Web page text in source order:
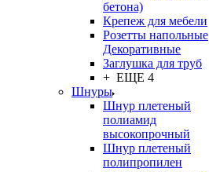
бетона)
Крепеж для мебели
Розетты напольные
Декоративные
Заглушка для труб
+ ЕЩЕ 4
Шнуры
Шнур плетеный
полиамид
высокопрочный
Шнур плетеный
полипропилен